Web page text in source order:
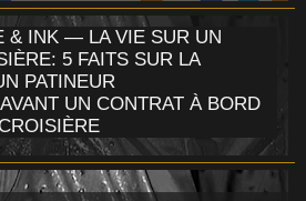
& INK — LA VIE SUR UN
5 FAITS SUR LA
PATINEUR
UN CONTRAT À BORD